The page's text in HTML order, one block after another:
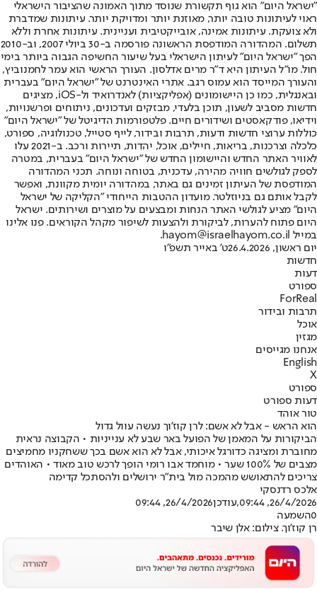
"ישראל היום" הוא גוף תקשורת שנוסד מתוך האמונה שהציבור הישראלי
ראוי לעיתונות טובה יותר, מאוזנת יותר ומדויקת יותר. עיתונות שמדברת
ולא צועקת. עיתונות אמינה, אובייקטיבית ועניינית. עיתונות אחרת וללא
תשלום. המהדורה המודפסת הראשונה פורסמה ב-30 ביולי 2007, וב-2010
הפך "ישראל היום" לעיתון הישראלי בעל שיעור החשיפה הגבוה ביותר בימי
חול. מו"ל העיתון היא ד"ר מרים אדלסון. העורך הראשי הוא עמר לחמנוביץ,
והעורך המייסד הוא עמוס רגב. אתרי האינטרנט של "ישראל היום" בעברית
ובאנגלית, כמו כן היישומונים (אפליקציות) לאנדרואיד ול-iOS, מציגים
חדשות מסביב לשעון, תוכן בלעדי, מבזקים ועדכונים, ניתוחים ופרשנויות,
וידיאו, פודקאסטים ושידורים חיים. פלטפורמות הדיגיטל של "ישראל היום"
כוללות ערוצי חדשות ודעות, תרבות ובידור, לייף סטייל, טכנולוגיה, ספורט,
כלכלה וצרכנות, בריאות, חיילים, אוכל, יהדות, תיירות ורכב. ב-2021 עלו
לאוויר האתר החדש והיישומון החדש של "ישראל היום" בעברית, במטרה
לספק לגולשים חוויה מהירה, עדכנית, בטוחה ונוחה. תכני המהדורה
המודפסת של העיתון זמינים גם באתר, במהדורה יומית מקוונת, ואפשר
לקבל אותם גם בניוזלטר. מועדון ההטבות הייחודי "הקליקה של ישראל
היום" מציע לגולשי האתר הנחות ומבצעים על מוצרים ושירותים. ישראל
היום פתוח להערות, לביקורת ולהצעות לשיפור מקהל הקוראים. פנו אלינו
במייל hayom@israelhayom.co.il.
יום ראשון, 26.4.2026
ט' באייר תשפ"ו
חדשות
דעות
ספורט
ForReal
תרבות ובידור
אוכל
מגזין
אנחנו מגייסים
English
X
ספורט
דעות ספורט
טור אוהד
הוא הראש - אבל לא אשם: לרן קוז'וך נעשה עוול גדול
הביקורות על המאמן של הפועל באר שבע לא ענייניות • הקבוצה נראית
מחוברת ומציגה כדורגל איכותי, אבל לא הוא אשם בכך ששחקניו מחמיצים
מצבים של 100% שער • מוחמד אבו רומי הופך לרכש טוב מאוד • האוהדים
צריכים להתאושש מהמכה מול בית"ר ירושלים ולהסתכל קדימה
אלכס רדנסקי
26/4/2026, 09:44
,עודכן26/4/2026, 09:44
0השמעה
רן קוז'וך. צילום: אלן שיבר